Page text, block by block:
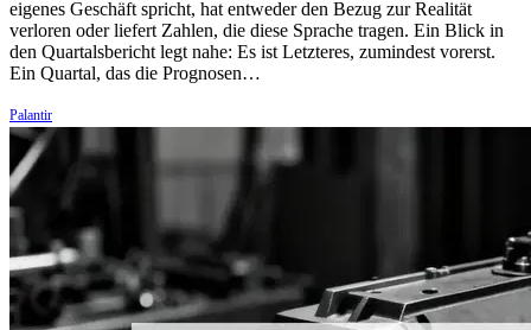
eigenes Geschäft spricht, hat entweder den Bezug zur Realität
verloren oder liefert Zahlen, die diese Sprache tragen. Ein Blick in
den Quartalsbericht legt nahe: Es ist Letzteres, zumindest vorerst.
Ein Quartal, das die Prognosen…
Palantir